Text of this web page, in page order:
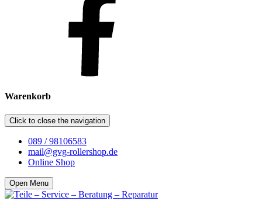
Warenkorb
Click to close the navigation
089 / 98106583
mail@gvg-rollershop.de
Online Shop
Open Menu